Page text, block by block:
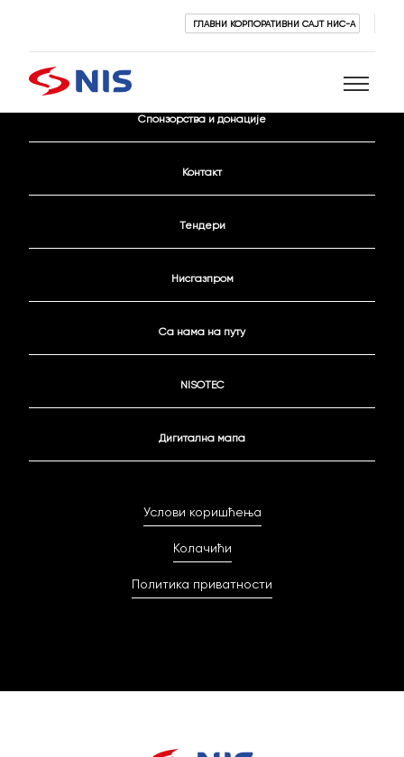
ГЛАВНИ КОРПОРАТИВНИ САЈТ НИС-А
Спонзорства и донације
Контакт
Тендери
Нисгазпром
Са нама на путу
NISOTEC
Дигитална мапа
Услови коришћења
Колачићи
Политика приватности